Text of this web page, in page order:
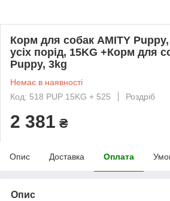
Корм для собак AMITY
усіх порід, 15KG +Корм для
Puppy, 3kg
Немає в наявності
Код: 518 PUP 15KG + 525
Роздріб
2 381 ₴
Опис Доставка Оплата
Опис